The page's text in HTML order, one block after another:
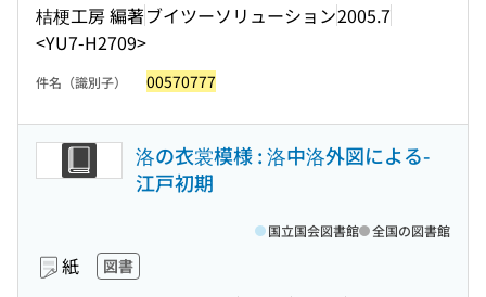
桔梗工房 編著ブイツーソリューション2005.7
<YU7-H2709>
件名（識別子） 00570777
洛の衣裳模様 : 洛中洛外図による-
江戸初期
紙 図書
国立国会図書館 全国の図書館